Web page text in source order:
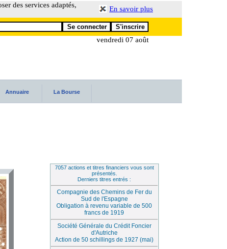
des services adaptés,
En savoir plus
vendredi 07 août
Annuaire La Bourse
7057 actions et titres financiers vous sont
présentés.
Derniers titres entrés :
Compagnie des Chemins de Fer du
Sud de l'Espagne
Obligation à revenu variable de 500
francs de 1919
Société Générale du Crédit Foncier
d'Autriche
Action de 50 schillings de 1927 (mai)